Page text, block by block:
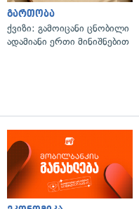
გართობა
ქვიზი: გამოიცანი ცნობილი
ადამიანი ერთი მინიშნებით